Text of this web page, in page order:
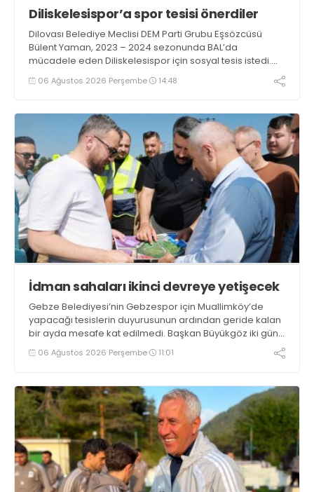
Diliskelesispor’a spor tesisi önerdiler
Dilovası Belediye Meclisi DEM Parti Grubu Eşsözcüsü
Bülent Yaman, 2023 – 2024 sezonunda BAL’da
mücadele eden Diliskelesispor için sosyal tesis istedi.
Mavi beyazlılara Hamza Şayir “İlgileniyormuş” gibi
yapmış, Ramazan Ömeroğlu seçim öncesi sözlerini
06 Ağustos 2026 Perşembe 14:48
İdman sahaları ikinci devreye yetişecek
Gebze Belediyesi’nin Gebzespor için Muallimköy’de
yapacağı tesislerin duyurusunun ardından geride kalan
bir ayda mesafe kat edilmedi. Başkan Büyükgöz iki gün
önce yerin teslim alındığını, ilk etapta sezonun ikinci
devresine yetişecek şekilde idman sahalarının
06 Ağustos 2026 Perşembe 11:01